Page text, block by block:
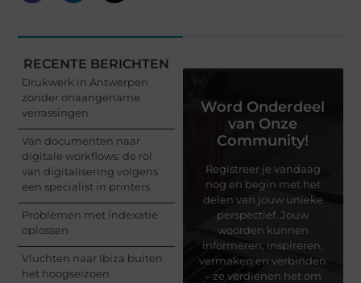
RECENTE BERICHTEN
Drukwerk in Antwerpen
zonder onaangename
verrassingen
Van documenten naar
digitale workflows: de rol
van digitalisering volgens
een specialist in printers
Problemen met indexatie
oplossen
Vluchten naar Ibiza buiten
het hoogseizoen
Word Onderdeel
van Onze
Community!
Registreer je vandaag
nog en begin met het
delen van jouw unieke
perspectief. Jouw
woorden kunnen
informeren, inspireren,
vermaken en verbinden
– ze verdienen het om